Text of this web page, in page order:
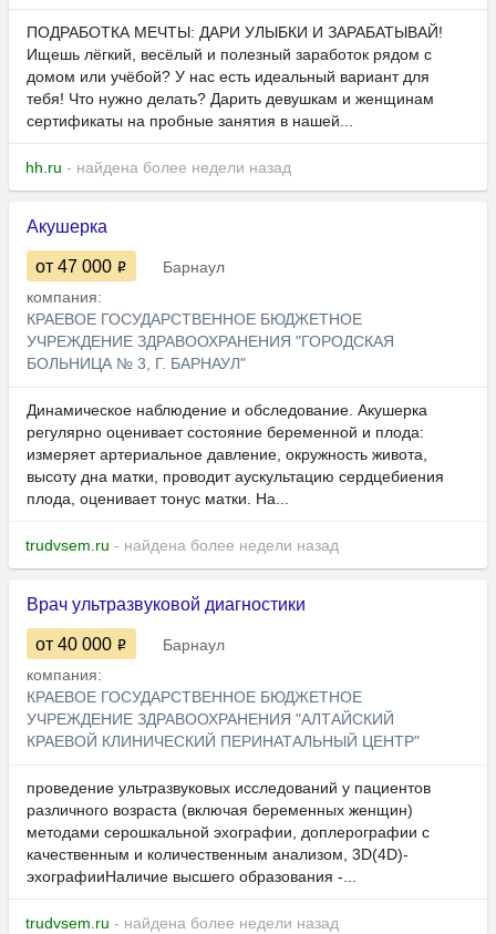
ПОДРАБОТКА МЕЧТЫ: ДАРИ УЛЫБКИ И ЗАРАБАТЫВАЙ!
Ищешь лёгкий, весёлый и полезный заработок рядом с
домом или учёбой? У нас есть идеальный вариант для
тебя! Что нужно делать? Дарить девушкам и женщинам
сертификаты на пробные занятия в нашей...
hh.ru - найдена более недели назад
Акушерка
от 47 000
Барнаул
компания:
КРАЕВОЕ ГОСУДАРСТВЕННОЕ БЮДЖЕТНОЕ
УЧРЕЖДЕНИЕ ЗДРАВООХРАНЕНИЯ "ГОРОДСКАЯ
БОЛЬНИЦА № 3, Г. БАРНАУЛ"
Динамическое наблюдение и обследование. Акушерка
регулярно оценивает состояние беременной и плода:
измеряет артериальное давление, окружность живота,
высоту дна матки, проводит аускультацию сердцебиения
плода, оценивает тонус матки. На...
trudvsem.ru - найдена более недели назад
Врач ультразвуковой диагностики
от 40 000
Барнаул
компания:
КРАЕВОЕ ГОСУДАРСТВЕННОЕ БЮДЖЕТНОЕ
УЧРЕЖДЕНИЕ ЗДРАВООХРАНЕНИЯ "АЛТАЙСКИЙ
КРАЕВОЙ КЛИНИЧЕСКИЙ ПЕРИНАТАЛЬНЫЙ ЦЕНТР"
проведение ультразвуковых исследований у пациентов
различного возраста (включая беременных женщин)
методами серошкальной эхографии, доплерографии с
качественным и количественным анализом, 3D(4D)-
эхографииНаличие высшего образования -...
trudvsem.ru - найдена более недели назад